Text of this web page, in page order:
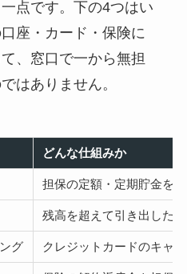
点です。下の4つはい
座・カード・保険に
、窓口で一から無担
はありません。
どんな仕組みか
担保の定額・定期貯金を
残高を超えて引き出した
グ クレジットカードのキャ